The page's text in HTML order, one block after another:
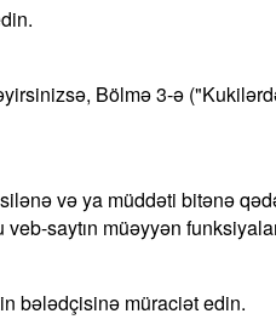
Bölmə 3-ə
və ya müddəti bitənə
saytın müəyyən
bələdçisinə müraciət edin.